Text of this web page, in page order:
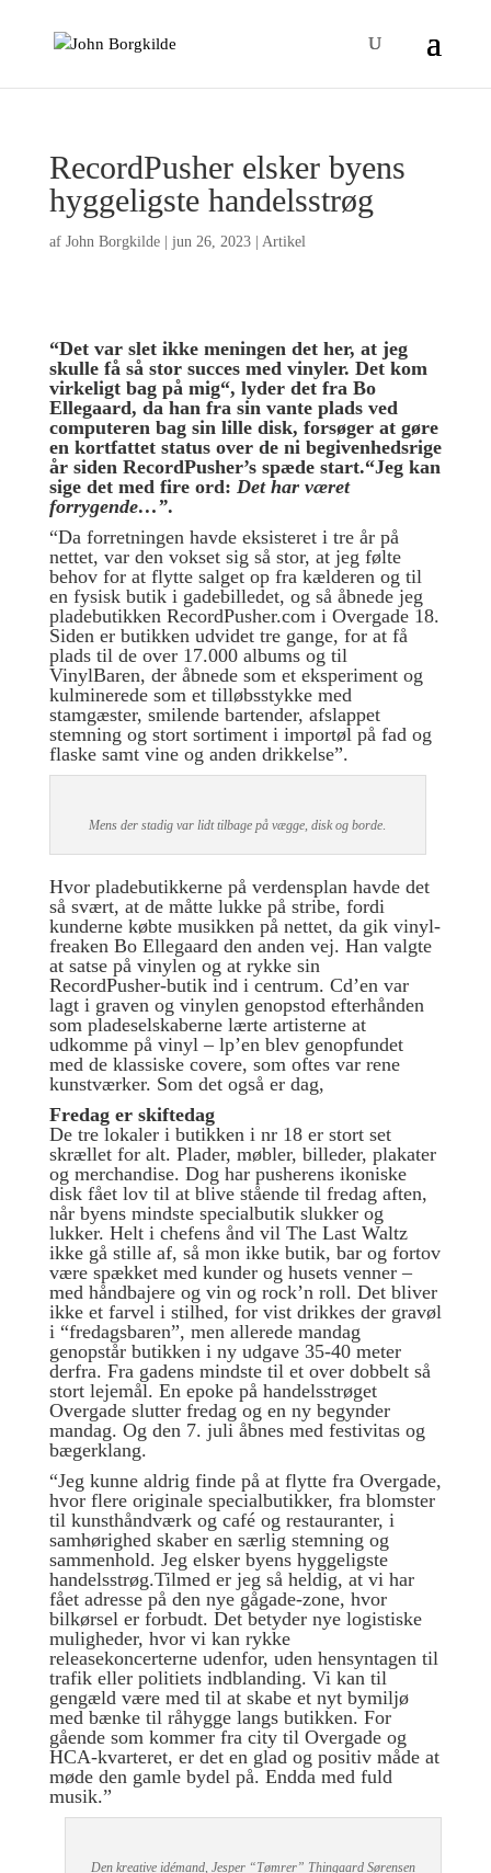
RecordPusher elsker byens
hyggeligste handelsstrøg
af John Borgkilde| jun 26, 2023| Artikel
“Det var slet ikke meningen det her, at jeg
skulle få så stor succes med vinyler. Det kom
virkeligt bag på mig“, lyder det fra Bo
Ellegaard, da han fra sin vante plads ved
computeren bag sin lille disk, forsøger at gøre
en kortfattet status over de ni begivenhedsrige
år siden RecordPusher’s spæde start.“Jeg kan
sige det med fire ord: Det har været
forrygende…”.
“Da forretningen havde eksisteret i tre år på
nettet, var den vokset sig så stor, at jeg følte
behov for at flytte salget op fra kælderen og til
en fysisk butik i gadebilledet, og så åbnede jeg
pladebutikken RecordPusher.com i Overgade 18.
Siden er butikken udvidet tre gange, for at få
plads til de over 17.000 albums og til
VinylBaren, der åbnede som et eksperiment og
kulminerede som et tilløbsstykke med
stamgæster, smilende bartender, afslappet
stemning og stort sortiment i importøl på fad og
flaske samt vine og anden drikkelse”.
Mens der stadig var lidt tilbage på vægge, disk og borde.
Hvor pladebutikkerne på verdensplan havde det
så svært, at de måtte lukke på stribe, fordi
kunderne købte musikken på nettet, da gik vinyl-
freaken Bo Ellegaard den anden vej. Han valgte
at satse på vinylen og at rykke sin
RecordPusher-butik ind i centrum. Cd’en var
lagt i graven og vinylen genopstod efterhånden
som pladeselskaberne lærte artisterne at
udkomme på vinyl – lp’en blev genopfundet
med de klassiske covere, som oftes var rene
kunstværker. Som det også er dag,
Fredag er skiftedag
De tre lokaler i butikken i nr 18 er stort set
skrællet for alt. Plader, møbler, billeder, plakater
og merchandise. Dog har pusherens ikoniske
disk fået lov til at blive stående til fredag aften,
når byens mindste specialbutik slukker og
lukker. Helt i chefens ånd vil The Last Waltz
ikke gå stille af, så mon ikke butik, bar og fortov
være spækket med kunder og husets venner –
med håndbajere og vin og rock’n roll. Det bliver
ikke et farvel i stilhed, for vist drikkes der gravøl
i “fredagsbaren”, men allerede mandag
genopstår butikken i ny udgave 35-40 meter
derfra. Fra gadens mindste til et over dobbelt så
stort lejemål. En epoke på handelsstrøget
Overgade slutter fredag og en ny begynder
mandag. Og den 7. juli åbnes med festivitas og
bægerklang.
“Jeg kunne aldrig finde på at flytte fra Overgade,
hvor flere originale specialbutikker, fra blomster
til kunsthåndværk og café og restauranter, i
samhørighed skaber en særlig stemning og
sammenhold. Jeg elsker byens hyggeligste
handelsstrøg.Tilmed er jeg så heldig, at vi har
fået adresse på den nye gågade-zone, hvor
bilkørsel er forbudt. Det betyder nye logistiske
muligheder, hvor vi kan rykke
releasekoncerterne udenfor, uden hensyntagen til
trafik eller politiets indblanding. Vi kan til
gengæld være med til at skabe et nyt bymiljø
med bænke til råhygge langs butikken. For
gående som kommer fra city til Overgade og
HCA-kvarteret, er det en glad og positiv måde at
møde den gamle bydel på. Endda med fuld
musik.”
Den kreative idémand, Jesper “Tømrer” Thingaard Sørensen